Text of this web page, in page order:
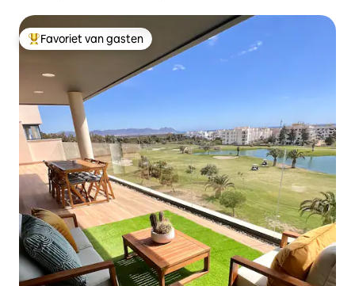
Topfavoriet van gasten
Favoriet van gasten